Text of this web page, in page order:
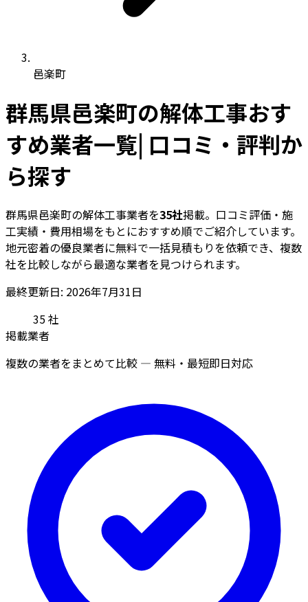
邑楽町
群馬県邑楽町の解体工事おす
すめ業者一覧| 口コミ・評判か
ら探す
群馬県邑楽町の解体工事業者を35社掲載。口コミ評価・施
工実績・費用相場をもとにおすすめ順でご紹介しています。
地元密着の優良業者に無料で一括見積もりを依頼でき、複数
社を比較しながら最適な業者を見つけられます。
最終更新日: 2026年7月31日
35社
掲載業者
複数の業者をまとめて比較 — 無料・最短即日対応